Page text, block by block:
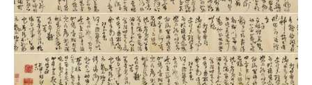
素
描
画
家